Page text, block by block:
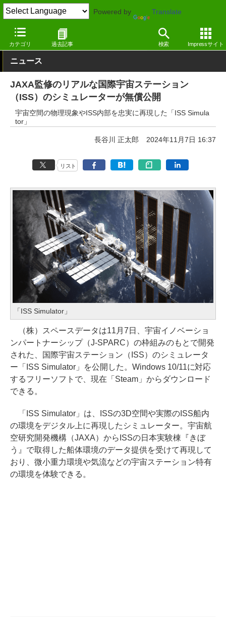
Powered by Translate
カテゴリ 過去記事 検索 Impressサイト
窓の杜 ライフ 学習・勉強
ニュース
JAXA監修のリアルな国際宇宙ステーション
（ISS）のシミュレーターが無償公開
宇宙空間の物理現象やISS内部を忠実に再現した「ISS Simula
tor」
長谷川 正太郎 2024年11月7日 16:37
リスト
「ISS Simulator」
（株）スペースデータは11月7日、宇宙イノベーショ
ンパートナーシップ（J-SPARC）の枠組みのもとで開発
された、国際宇宙ステーション（ISS）のシミュレータ
ー「ISS Simulator」を公開した。Windows 10/11に対応
するフリーソフトで、現在「Steam」からダウンロード
できる。
「ISS Simulator」は、ISSの3D空間や実際のISS船内
の環境をデジタル上に再現したシミュレーター。宇宙航
空研究開発機構（JAXA）からISSの日本実験棟『きぼ
う』で取得した船体環境のデータ提供を受けて再現して
おり、微小重力環境や気流などの宇宙ステーション特有
の環境を体験できる。